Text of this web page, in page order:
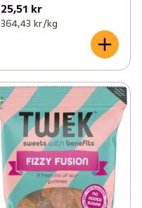
25,51 kr
364,43 kr /kg